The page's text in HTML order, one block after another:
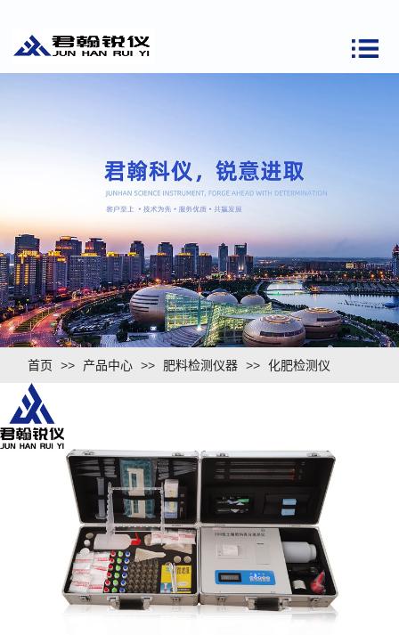
首页 >> 产品中心 >> 肥料检测仪器 >> 化肥检测仪